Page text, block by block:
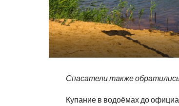
Спасатели также
Купание в водоёмах до